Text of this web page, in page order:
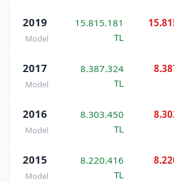
2019
Model
15.815.181
TL
2017
Model
8.387.324
TL
2016
Model
8.303.450
TL
2015
Model
8.220.416
TL